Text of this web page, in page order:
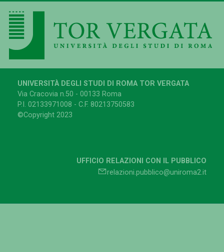
UNIVERSITÀ DEGLI STUDI DI ROMA TOR VERGATA
Via Cracovia n.50 - 00133 Roma
P.I. 02133971008 - C.F. 80213750583
©Copyright 2023
UFFICIO RELAZIONI CON IL PUBBLICO
relazioni.pubblico@uniroma2.it